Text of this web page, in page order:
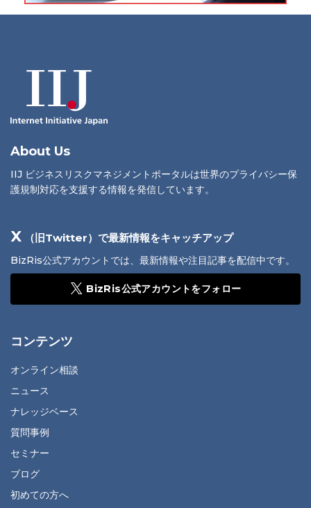
About Us
IIJ ビジネスリスクマネジメントポータルは世界のプライバシー保
護規制対応を支援する情報を発信しています。
X （旧Twitter）で最新情報をキャッチアップ
BizRis公式アカウントでは、最新情報や注目記事を配信中です。
BizRis公式アカウントをフォロー
コンテンツ
オンライン相談
ニュース
ナレッジベース
質問事例
セミナー
ブログ
初めての方へ